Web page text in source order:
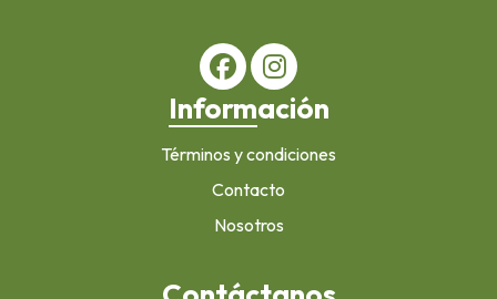
Información
Términos y condiciones
Contacto
Nosotros